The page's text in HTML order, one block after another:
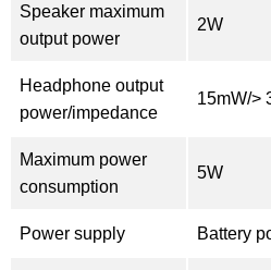
Speaker maximum
output power
2W
Headphone output
power/impedance
15mW/>
Maximum power
consumption
5W
Power supply Battery